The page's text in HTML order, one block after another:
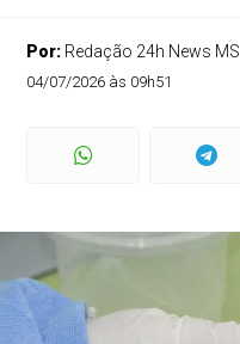
Por: Redação 24h News MS
04/07/2026 às 09h51